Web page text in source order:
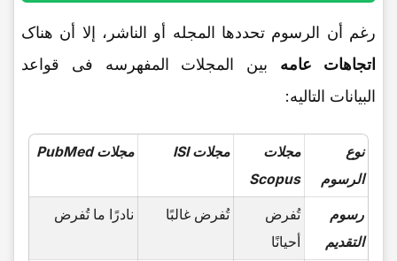
رغم أن الرسوم تحددها المجله أو الناشر، إلا أن هناک
اتجاهات عامه بین المجلات المفهرسه فی قواعد
البیانات التالیه:
نوع
الرسوم
مجلات
Scopus
مجلات ISI مجلات PubMed
رسوم
التقدیم
تُفرض
أحیانًا
تُفرض غالبًا نادرًا ما تُفرض